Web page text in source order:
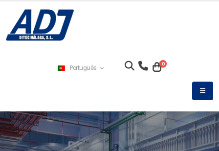
Português 0